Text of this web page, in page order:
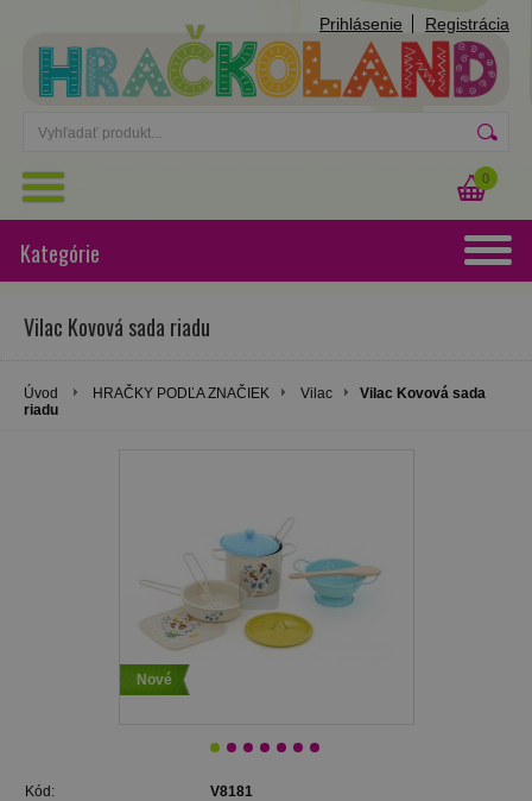
Prihlásenie Registrácia
0
Kategórie
Vilac Kovová sada riadu
Úvod HRAČKY PODĽA ZNAČIEK Vilac
Vilac Kovová sada
riadu
Nové
Kód: V8181